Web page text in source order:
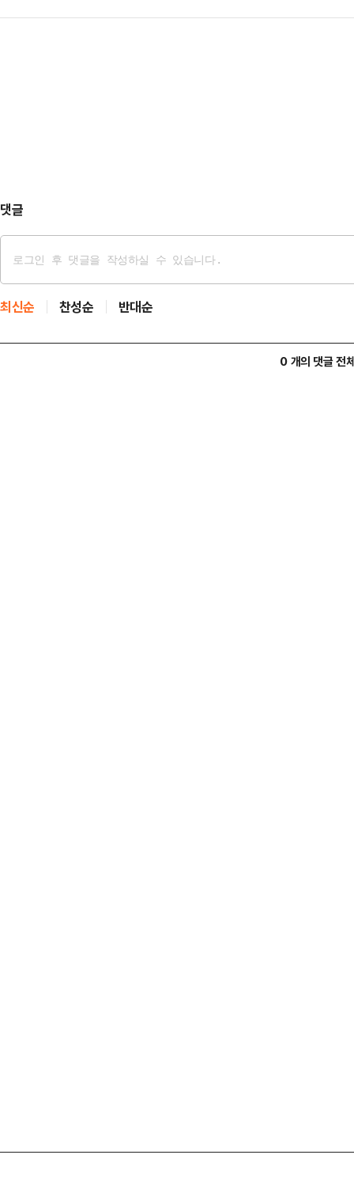
A씨를 특수상해 혐의…
결심을 굳힌 것이라는 해석이 나온
이 집중되고 있다.5일 기상청에 따
댓글
최신순 찬성순 반대순
0 개의 댓글 전